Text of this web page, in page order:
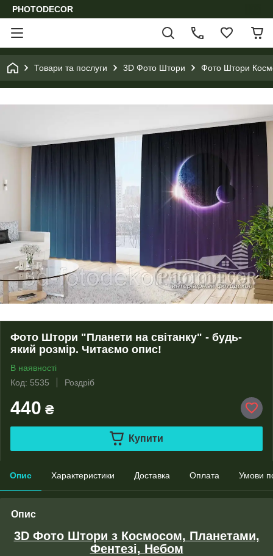
PHOTODECOR
Товари та послуги 3D Фото Штори Фото Штори
Фото Штори "Планети на світанку" - будь-
який розмір. Читаємо опис!
В наявності
Код: 5535
Роздріб
440 ₴
Купити
Опис Характеристики Доставка Оплата Умови
Опис
3D Фото Штори з Космосом, Планетами,
Фентезі, Небом